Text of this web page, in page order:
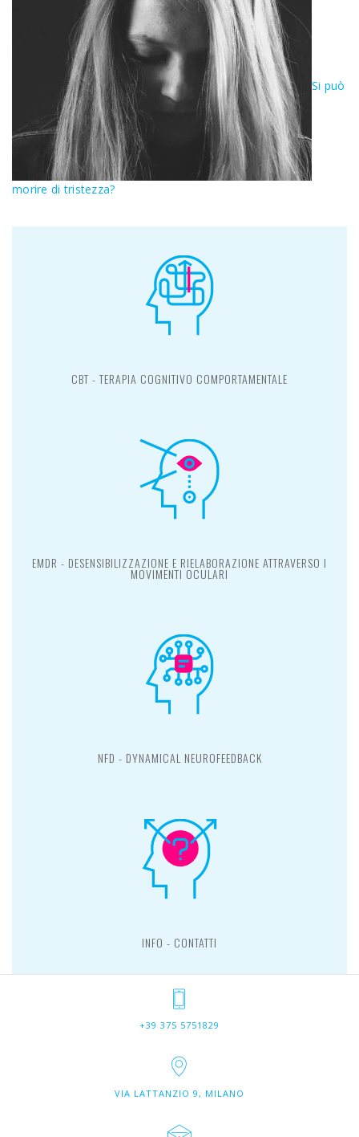
Si può
morire di tristezza?
CBT - TERAPIA COGNITIVO COMPORTAMENTALE
EMDR - DESENSIBILIZZAZIONE E RIELABORAZIONE ATTRAVERSO I
MOVIMENTI OCULARI
NFD - DYNAMICAL NEUROFEEDBACK
INFO - CONTATTI
+39 375 5751829
VIA LATTANZIO 9, MILANO